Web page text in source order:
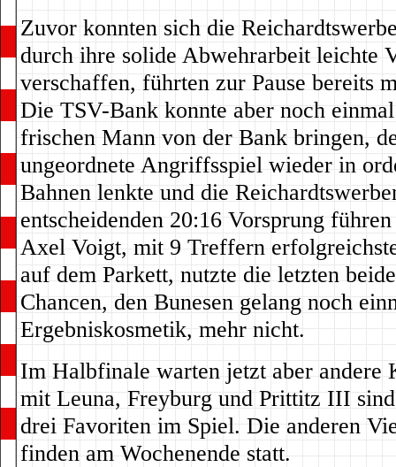
Zuvor konnten sich die
durch ihre solide Abwehrarbeit leichte
verschaffen, führten zur Pause bereits
Die TSV-Bank konnte aber noch
frischen Mann von der Bank bringen,
ungeordnete Angriffsspiel wieder in
Bahnen lenkte und die
entscheidenden 20:16 Vorsprung
Axel Voigt, mit 9 Treffern
auf dem Parkett, nutzte die letzten
Chancen, den Bunesen gelang noch
Ergebniskosmetik, mehr nicht.
Im Halbfinale warten jetzt aber andere
mit Leuna, Freyburg und Prittitz III
drei Favoriten im Spiel. Die anderen
finden am Wochenende statt.